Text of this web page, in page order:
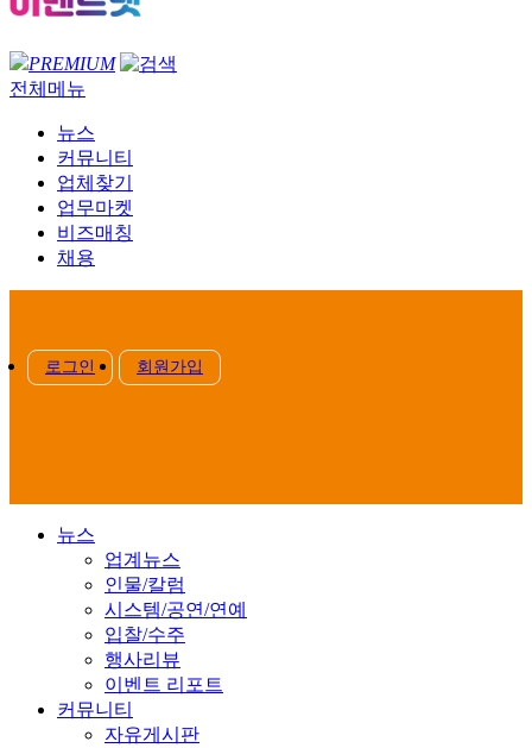
PREMIUM
전체메뉴
뉴스
커뮤니티
업체찾기
업무마켓
비즈매칭
채용
로그인 회원가입
뉴스
업계뉴스
인물/칼럼
시스템/공연/연예
입찰/수주
행사리뷰
이벤트 리포트
커뮤니티
자유게시판